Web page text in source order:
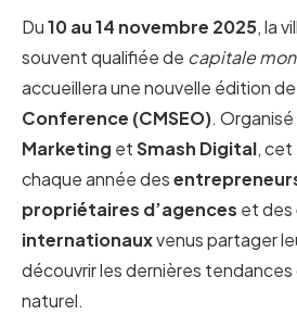
Du10 au 14 novembre 2025, la
souvent qualifiée de capitale
accueillera une nouvelle édition de
Conference (CMSEO).
Marketing etSmash Digital,
chaque année des
propriétaires d’agences et des
internationauxvenus partager
découvrir les dernières
naturel.